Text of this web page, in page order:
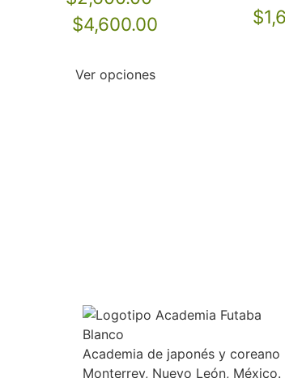
$4,600.00
Ver opciones
$
Academia de japonés y coreano
Monterrey, Nuevo León, México.